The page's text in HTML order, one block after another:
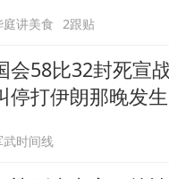
庭讲美食 2跟贴
会58比32封死宣
停打伊朗那晚发
武时间线